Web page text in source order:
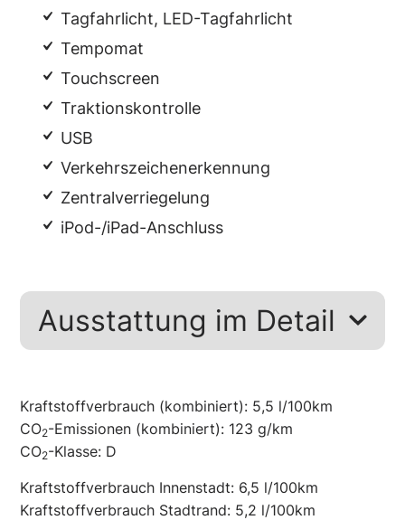
Tagfahrlicht, LED-Tagfahrlicht
Tempomat
Touchscreen
Traktionskontrolle
USB
Verkehrszeichenerkennung
Zentralverriegelung
iPod-/iPad-Anschluss
Ausstattung im Detail
Kraftstoffverbrauch (kombiniert): 5,5 l/100km
CO2-Emissionen (kombiniert): 123 g/km
CO2-Klasse: D
Kraftstoffverbrauch Innenstadt: 6,5 l/100km
Kraftstoffverbrauch Stadtrand: 5,2 l/100km